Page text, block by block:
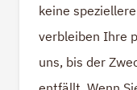
keine
verbleiben Ihre
uns, bis der